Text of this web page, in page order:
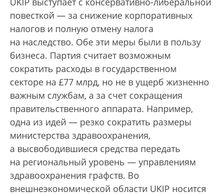
повесткой — за снижение корпоративных
налогов и полную отмену налога
на наследство. Обе эти меры были в пользу
бизнеса. Партия считает возможным
сократить расходы в государственном
секторе на £77 млрд, но не в ущерб жизненно
важным службам, а за счет сокращения
правительственного аппарата. Например,
одна из идей — резко сократить размеры
министерства здравоохранения,
а высвободившиеся средства передать
на региональный уровень — управлениям
здравоохранения графств. Во
внешнеэкономической области UKIP носится